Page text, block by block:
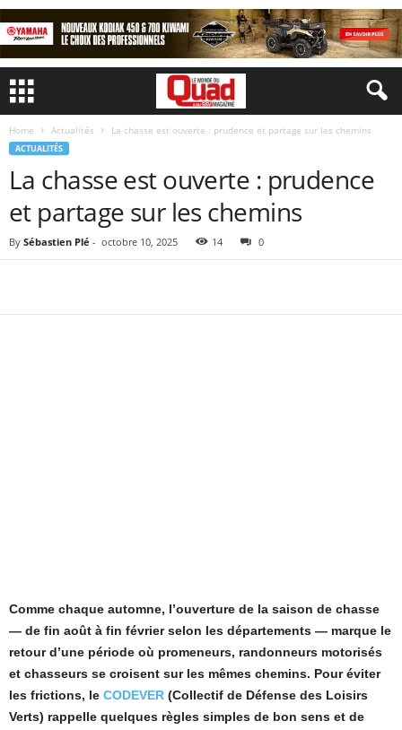
Home Actualités La chasse est ouverte : prudence et partage sur les chemins
ACTUALITÉS
La chasse est ouverte : prudence
et partage sur les chemins
By Sébastien Plé - octobre 10, 2025 14 0
Comme chaque automne, l’ouverture de la saison de chasse
— de fin août à fin février selon les départements — marque le
retour d’une période où promeneurs, randonneurs motorisés
et chasseurs se croisent sur les mêmes chemins. Pour éviter
les frictions, le CODEVER (Collectif de Défense des Loisirs
Verts) rappelle quelques règles simples de bon sens et de